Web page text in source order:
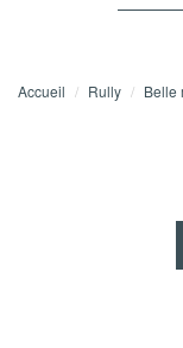
Accueil Rully Belle